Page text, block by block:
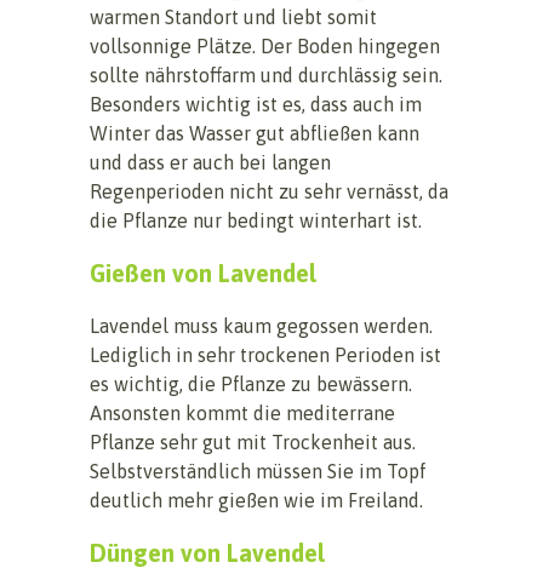
warmen Standort und liebt somit
vollsonnige Plätze. Der Boden hingegen
sollte nährstoffarm und durchlässig sein.
Besonders wichtig ist es, dass auch im
Winter das Wasser gut abfließen kann
und dass er auch bei langen
Regenperioden nicht zu sehr vernässt, da
die Pflanze nur bedingt winterhart ist.
Gießen von Lavendel
Lavendel muss kaum gegossen werden.
Lediglich in sehr trockenen Perioden ist
es wichtig, die Pflanze zu bewässern.
Ansonsten kommt die mediterrane
Pflanze sehr gut mit Trockenheit aus.
Selbstverständlich müssen Sie im Topf
deutlich mehr gießen wie im Freiland.
Düngen von Lavendel